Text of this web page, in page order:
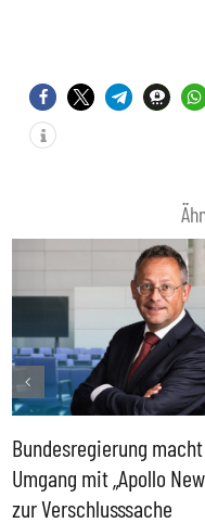
Bundesregierung macht
Umgang mit „Apollo
zur Verschlusssache